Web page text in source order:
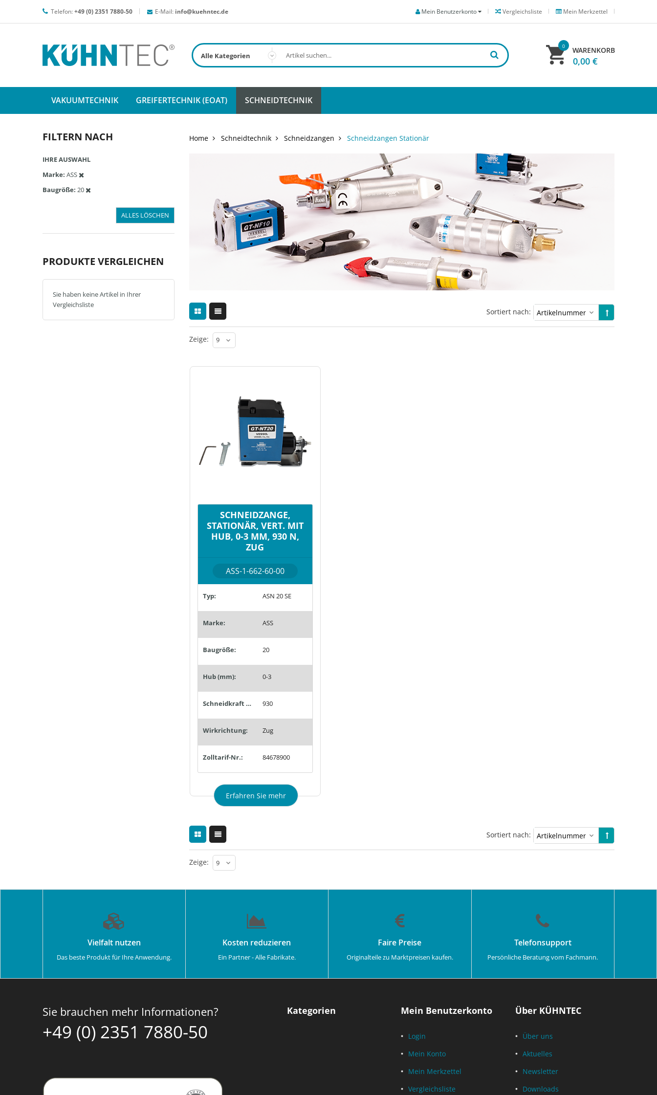
Telefon:+49 (0) 2351 7880-50 E-Mail: info@kuehntec.de Mein Merkzettel
Vergleichsliste
Mein Benutzerkonto
WARENKORB
0
0,00 €
VAKUUMTECHNIK GREIFERTECHNIK (EOAT) SCHNEIDTECHNIK
FILTERN NACH
IHRE AUSWAHL
Marke ASS
Baugröße 20
ALLES LÖSCHEN
PRODUKTE VERGLEICHEN
Sie haben keine Artikel in Ihrer
Vergleichsliste
Home Schneidtechnik Schneidzangen Schneidzangen Stationär
Sortiert nach:
Zeige:
SCHNEIDZANGE,
STATIONÄR, VERT. MIT
HUB, 0-3 MM, 930 N,
ZUG
ASS-1-662-60-00
Typ: ASN 20 SE
Marke: ASS
Baugröße: 20
Hub (mm): 0-3
Schneidkraft max. (N): 930
Wirkrichtung: Zug
Zolltarif-Nr.: 84678900
Erfahren Sie mehr
Sortiert nach:
Zeige:
Vielfalt nutzen
Das beste Produkt für Ihre Anwendung.
Kosten reduzieren
Ein Partner - Alle Fabrikate.
Faire Preise
Originalteile zu Marktpreisen kaufen.
Telefonsupport
Persönliche Beratung vom Fachmann.
Sie brauchen mehr Informationen?
+49 (0) 2351 7880-50
Kategorien Mein Benutzerkonto
Login
Mein Konto
Mein Merkzettel
Vergleichsliste
Über KÜHNTEC
Über uns
Aktuelles
Newsletter
Downloads